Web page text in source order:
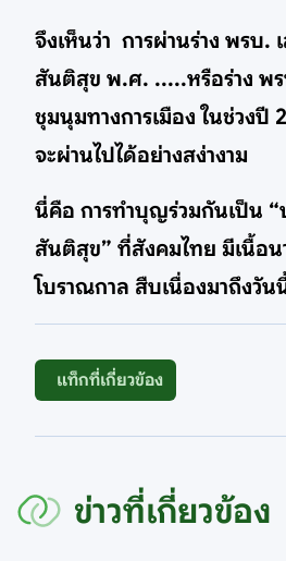
จึงเห็นว่า การผ่านร่าง พรบ.
สันติสุข พ.ศ. .....หรือร่าง พ
ชุมนุมทางการเมือง ในช่วงปี
จะผ่านไปได้อย่างสง่างาม
นี่คือ การทำบุญร่วมกันเป็น
สันติสุข” ที่สังคมไทย มีเนื้อ
โบราณกาล สืบเนื่องมาถึงวัน
แท็กที่เกี่ยวข้อง
ข่าวที่เกี่ยวข้อง